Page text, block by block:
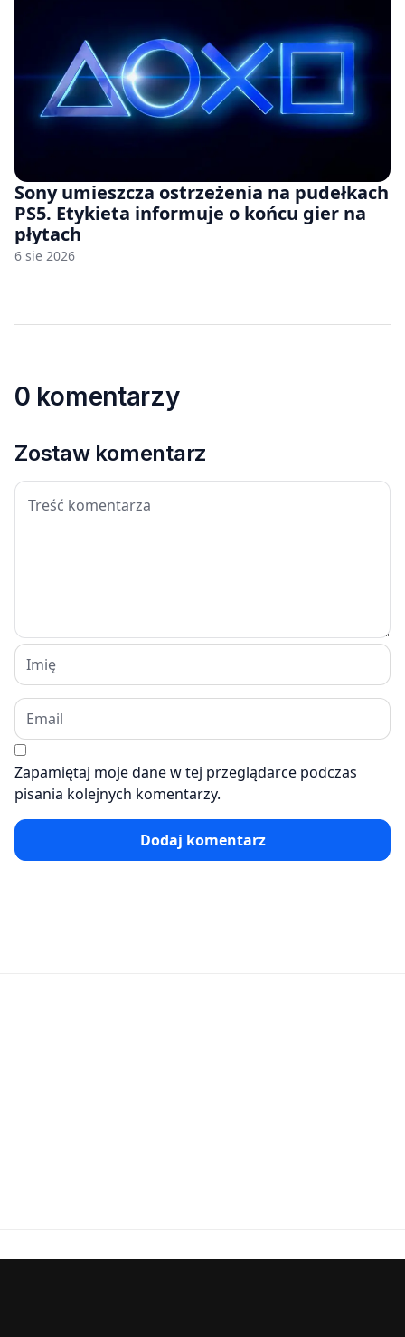
Sony umieszcza ostrzeżenia na pudełkach
PS5. Etykieta informuje o końcu gier na
płytach
6 sie 2026
0 komentarzy
Zostaw komentarz
Zapamiętaj moje dane w tej przeglądarce podczas
pisania kolejnych komentarzy.
Dodaj komentarz